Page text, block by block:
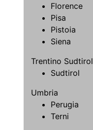
Florence
Pisa
Pistoia
Siena
Trentino Sudtirol
Sudtirol
Umbria
Perugia
Terni